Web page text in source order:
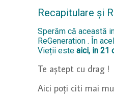
Recapitulare și
Sperăm că această
ReGeneration . În
Vieții esteaici, in 21
Te aștept cu drag !
Aici poți citi mai